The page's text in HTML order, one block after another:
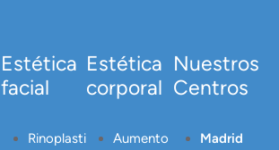
Estética
facial
Rinoplasti
Estética
corporal
Aumento
Nuestros
Centros
Madrid